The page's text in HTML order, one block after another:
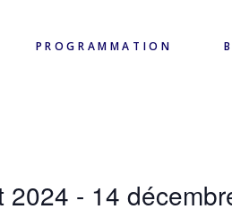
PROGRAMMATION
2024 - 14